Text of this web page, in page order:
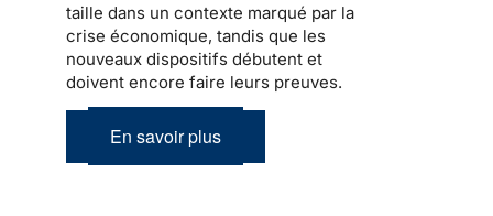
taille dans un contexte marqué par la
crise économique, tandis que les
nouveaux dispositifs débutent et
doivent encore faire leurs preuves.
En savoir plus